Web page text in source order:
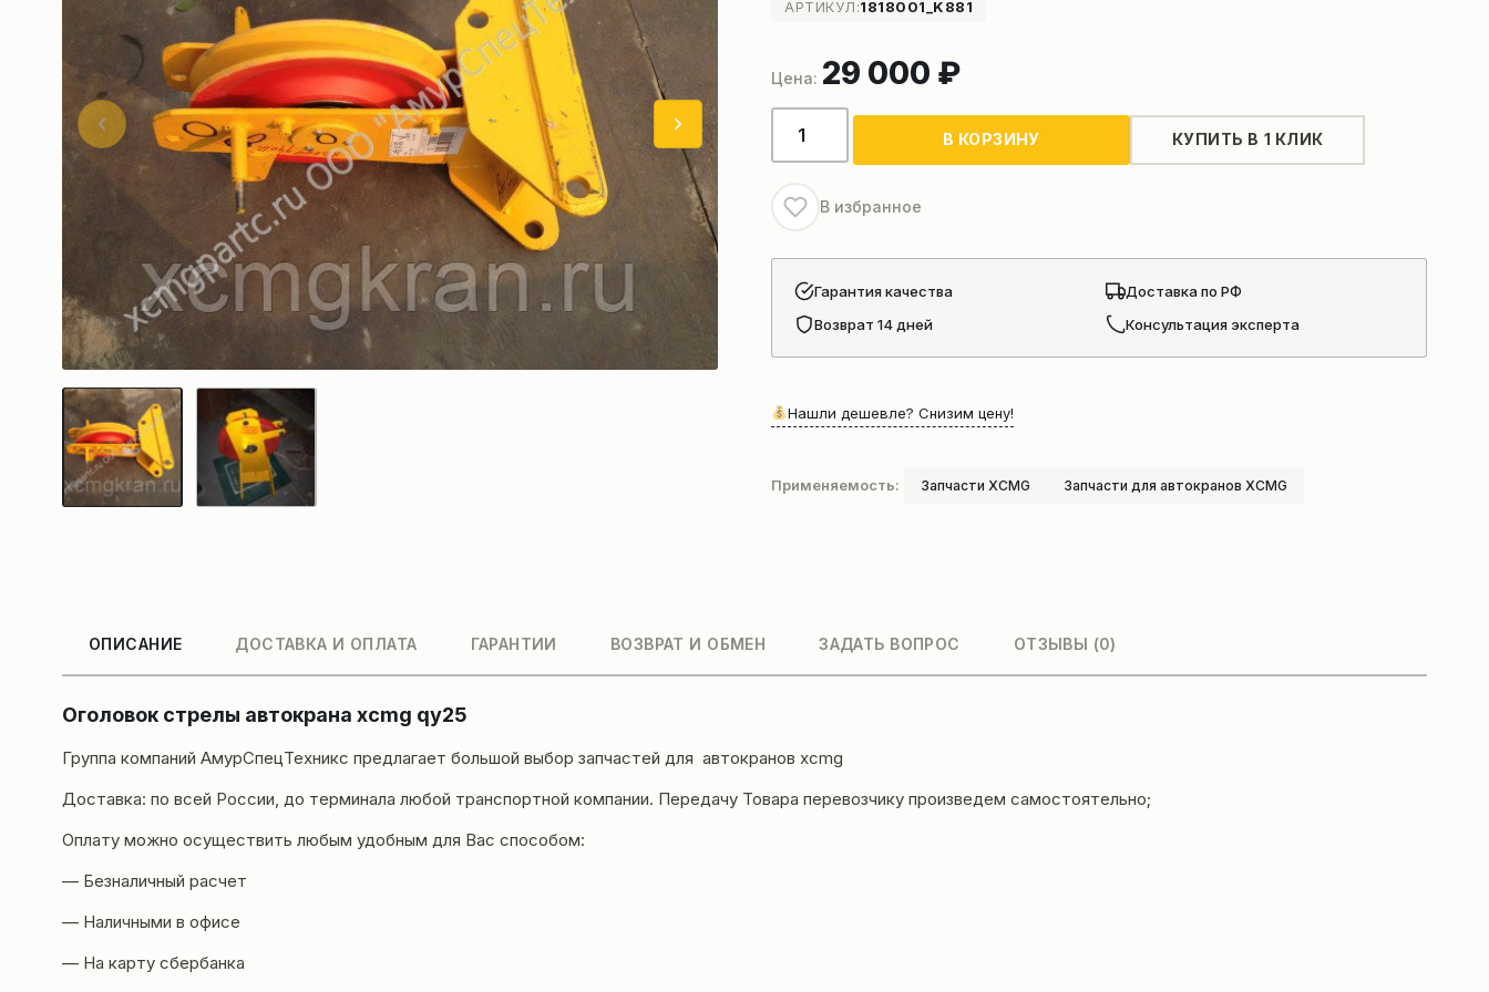
АРТИКУЛ:1818001_K881
29 000 ₽
Количество
товара
в
сборе
автокрана
xcmg
qy25
В КОРЗИНУ КУПИТЬ В 1 КЛИК
В избранное
Гарантия качества
Доставка по РФ
Возврат 14 дней
Консультация эксперта
Нашли дешевле? Снизим цену!
Применяемость: Запчасти XCMG Запчасти для автокранов XCMG
ОПИСАНИЕ ДОСТАВКА И ОПЛАТА ГАРАНТИИ ВОЗВРАТ И ОБМЕН ЗАДАТЬ ВОПРОС ОТЗЫВЫ (0)
Оголовок стрелы автокрана xcmg qy25
Группа компаний АмурСпецТехникс предлагает большой выбор запчастей для автокранов xcmg
Доставка: по всей России, до терминала любой транспортной компании. Передачу Товара перевозчику произведем самостоятельно;
Оплату можно осуществить любым удобным для Вас способом:
— Безналичный расчет
— Наличными в офисе
— На карту сбербанка